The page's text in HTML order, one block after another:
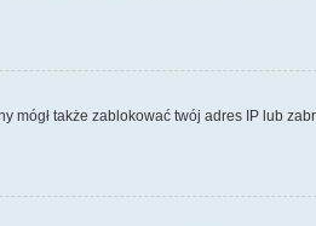
mógł także zablokować twój adres IP lub